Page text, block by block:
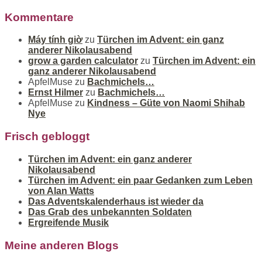
Kommentare
Máy tính giờzu Türchen im Advent: ein ganz
anderer Nikolausabend
grow a garden calculator zu Türchen im Advent: ein
ganz anderer Nikolausabend
ApfelMuse zu Bachmichels…
Ernst Hilmer zu Bachmichels…
ApfelMuse zu Kindness – Güte von Naomi Shihab
Nye
Frisch gebloggt
Türchen im Advent: ein ganz anderer
Nikolausabend
Türchen im Advent: ein paar Gedanken zum Leben
von Alan Watts
Das Adventskalenderhaus ist wieder da
Das Grab des unbekannten Soldaten
Ergreifende Musik
Meine anderen Blogs